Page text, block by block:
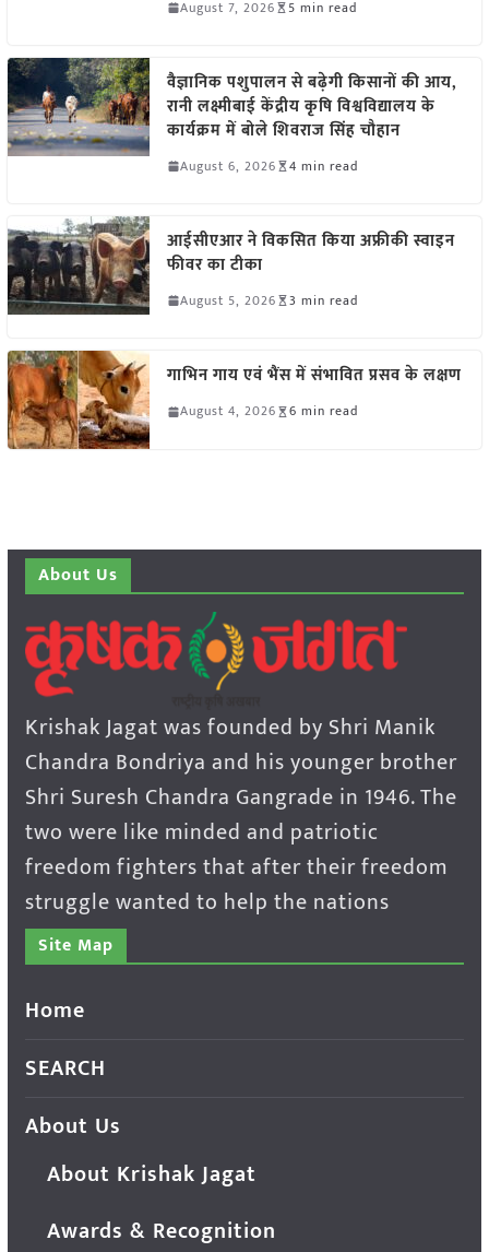
August 7, 2026 5 min read
वैज्ञानिक पशुपालन से बढ़ेगी किसानों की आय,
रानी लक्ष्मीबाई केंद्रीय कृषि विश्वविद्यालय के
कार्यक्रम में बोले शिवराज सिंह चौहान
August 6, 2026 4 min read
आईसीएआर ने विकसित किया अफ्रीकी स्वाइन
फीवर का टीका
August 5, 2026 3 min read
गाभिन गाय एवं भैंस में संभावित प्रसव के लक्षण
August 4, 2026 6 min read
About Us
Krishak Jagat was founded by Shri Manik
Chandra Bondriya and his younger brother
Shri Suresh Chandra Gangrade in 1946. The
two were like minded and patriotic
freedom fighters that after their freedom
struggle wanted to help the nations
Site Map
Home
SEARCH
About Us
About Krishak Jagat
Awards & Recognition